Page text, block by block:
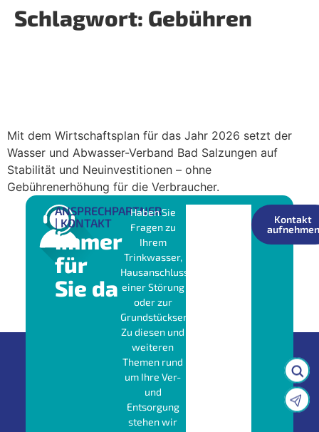
Schlagwort: Gebühren
Mit dem Wirtschaftsplan für das Jahr 2026 setzt der
Wasser und Abwasser-Verband Bad Salzungen auf
Stabilität und Neuinvestitionen – ohne
Gebührenerhöhung für die Verbraucher.
ANSPRECHPARTNER
| KONTAKT
Immer
für
Sie da
Haben Sie
Fragen zu
Ihrem
Trinkwasser,
Hausanschluss,
einer Störung
oder zur
Grundstücksentwässerung?
Zu diesen und
weiteren
Themen rund
um Ihre Ver-
und
Entsorgung
stehen wir
Kontakt
aufnehmen